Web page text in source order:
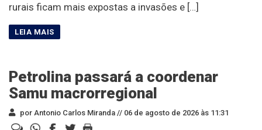
rurais ficam mais expostas a invasões e […]
Petrolina passará a coordenar
Samu macrorregional
por Antonio Carlos Miranda // 06 de agosto de 2026 às 11:31